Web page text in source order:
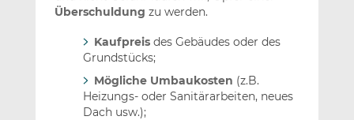
Überschuldung zu werden.
Kaufpreisdes Gebäudes oder des
Grundstücks;
Mögliche Umbaukosten (z.B.
Heizungs- oder Sanitärarbeiten, neues
Dach usw.);